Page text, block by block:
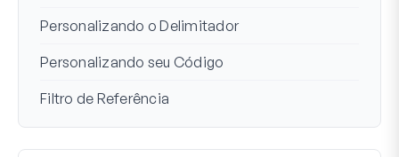
Personalizando o Delimitador
Personalizando seu Código
Filtro de Referência